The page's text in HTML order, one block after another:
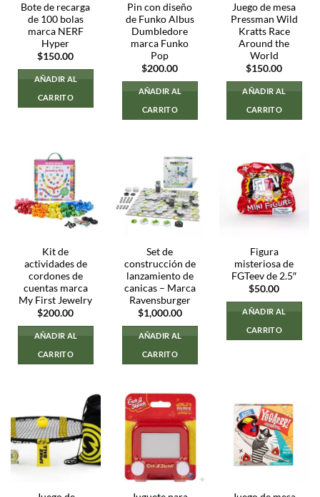
Bote de recarga
de 100 bolas
marca NERF
Hyper
$150.00
AÑADIR AL
CARRITO
Pin con diseño
de Funko Albus
Dumbledore
marca Funko
Pop
$200.00
AÑADIR AL
CARRITO
Juego de mesa
Pressman Wild
Kratts Race
Around the
World
$150.00
AÑADIR AL
CARRITO
Kit de
actividades de
cordones de
cuentas marca
My First Jewelry
$200.00
AÑADIR AL
CARRITO
Set de
construcción de
lanzamiento de
canicas – Marca
Ravensburger
$1,000.00
AÑADIR AL
CARRITO
Figura
misteriosa de
FGTeev de 2.5″
$50.00
AÑADIR AL
CARRITO